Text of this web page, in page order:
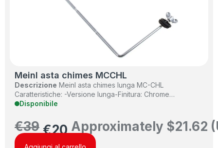
Meinl asta chimes MCCHL
Descrizione Meinl asta chimes lunga MC-CHL
Caratteristiche: -Versione lunga-Finitura: Chrome…
Disponibile
€39 €20 Approximately $21.62